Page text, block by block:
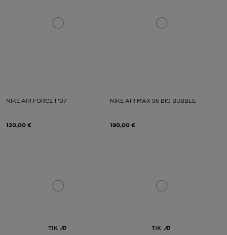
NIKE AIR FORCE 1 '07
120,00 €
NIKE AIR MAX 95 BIG BUBBLE
190,00 €
TIK TIK